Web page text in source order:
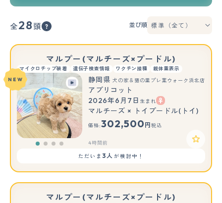
全28 頭 並び順
マルプー(マルチーズ×プードル)
マイクロチップ装着 遺伝子検査情報 ワクチン接種
親体重表示
NEW
静岡県 犬の家＆猫の里プレ葉ウォーク浜北店
アプリコット
2026年6月7日 生まれ
マルチーズ × トイプードル(トイ)
価格:302,500 円 税込
4時間前
ただいま3人 が検討中！
マルプー(マルチーズ×プードル)